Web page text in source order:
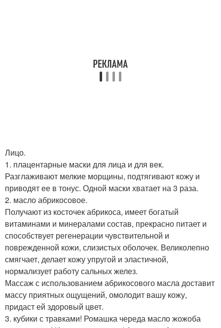
Лицо.
1. плацентарные маски для лица и для век.
Разглаживают мелкие морщины, подтягивают кожу и
приводят ее в тонус. Одной маски хватает на 3 раза.
2. масло абрикосовое.
Получают из косточек абрикоса, имеет богатый
витаминами и минералами состав, прекрасно питает и
способствует регенерации чувствительной и
поврежденной кожи, слизистых оболочек. Великолепно
смягчает, делает кожу упругой и эластичной,
нормализует работу сальных желез.
Массаж с использованием абрикосового масла доставит
массу приятных ощущений, омолодит вашу кожу,
придаст ей здоровый цвет.
3. кубики с травками! Ромашка череда масло жожоба